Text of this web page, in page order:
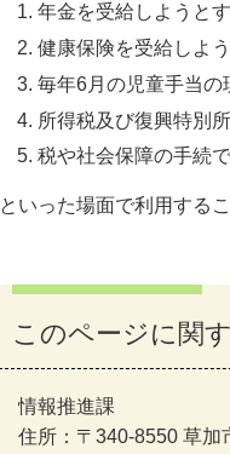
年金を受給しようと
健康保険を受給しよ
毎年6月の児童手当の
所得税及び復興特別
税や社会保障の手続
といった場面で利用する
このページに関
情報推進課
住所：〒340-8550 草加